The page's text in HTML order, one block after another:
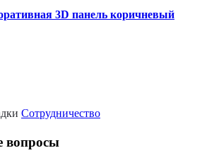
3D панель коричневый
Сотрудничество
вопросы